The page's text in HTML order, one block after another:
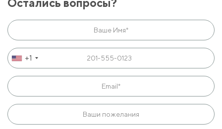
Остались вопросы?
+1